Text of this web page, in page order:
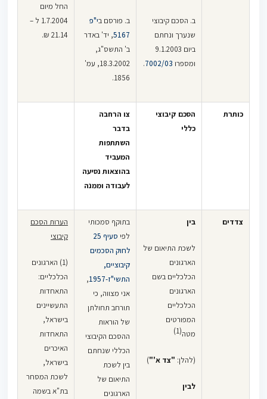
הנ"ל, יש לעדכן
בהתאם לשינויים
שיחולו מזמן
לזמן במחירי
והואיל: והחל ביום
של 3.8%
לפיכך הסכימו
הצדדים
ב. הסכם קיבוצי
שנערך ונחתם
ביום 9.1.2003
ומספרו 7002/03
.
ב. פורסם בי"פ
5167, יד' באדר
ב' התשס"ג,
18.3.2002, עמ'
1856.
החל מיום
1.7.2004 ל –
21.14 ₪.
כותרת
הסכם קיבוצי
כללי
צו הרחבה
בדבר
השתתפות
המעביד
בהוצאות נסיעה
לעבודה וממנה
צדדים בין
לשכת התיאום של
הארגונים
הכלכליים בשם
הארגונים
הכלכליים
המפורטים
מטה(1)
(להלן: "צד א'")
לבין
בתוקף סמכותי
לפי
סעיף 25
לחוק הסכמים
קיבוציים,
התשי"ז-1957
,
אני מצווה, כי
תורחב תחולתן
של הוראות
ההסכם הקיבוצי
הכללי שנחתם
בין לשכת
התיאום של
הארגונים
הערות הסכם
קיבוצי
(1) הארגונים
הכלכליים:
התאחדות
התעשיינים
בישראל,
התאחדות
האיכרים
בישראל,
לשכת המסחר
בת"א בשמה